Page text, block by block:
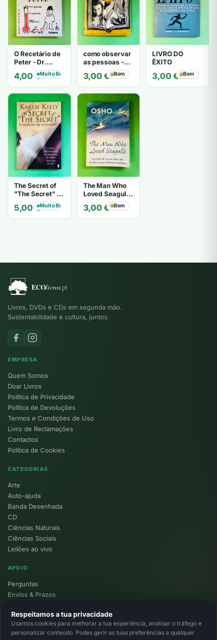
O Recetário de
Peter - Dr.
Laurence J.
Peter
4,00€Muito Bom
como observar
as pessoas -
Gerard I.
Nierenberg e
Henry H. Calero
3,00€ Bom
LIVRO DO
ÊXITO
3,00€ Bom
The Secret of
"The Secret" O
Segredo de "O
Segredo" -
Karen Kelly
5,00€Muito Bom
The Man Who
Loved Seagulls
3,00€ Bom
Livros, DVDs e CDs em segunda mão.
Sustentabilidade e cultura, juntos.
EMPRESA
Quem Somos
Doar Livros
Política de Privacidade
Política de Devoluções
Termos e Condições de Uso
Livro de Reclamações
Contactos
Política de Cookies
CATEGORIAS
Arte
Auto-ajuda
Banda Desenhada
CD
Ciências Naturais
Ciências Sociais
Leilões ao vivo
APOIO
Perguntas
Envios & Prazos
Devoluções
Minha Conta
Respeitamos a tua privacidade
Usamos cookies para melhorar a tua experiência, analisar o tráfego e
personalizar conteúdo. Podes gerir as tuas preferências a qualquer